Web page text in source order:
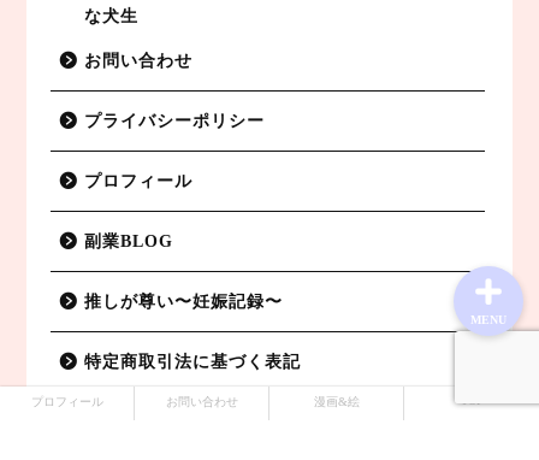
な犬生
お問い合わせ
プライバシーポリシー
プロフィール
副業BLOG
推しが尊い〜妊娠記録〜
特定商取引法に基づく表記
プロフィール お問い合わせ 漫画&絵
MENU
プライバシーポリシー